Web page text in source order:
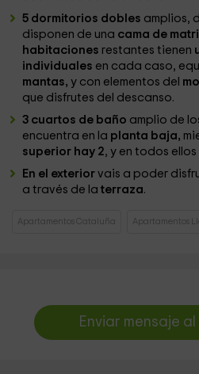
5 dormitorios dobles amplios,
disponen de una cama de
habitaciones restantes tienen
individuales en cada caso,
mantas, y con elementos del
que disfrutes del descanso.
3 cuartos de baño amplio de
encuentra en la planta baja,
superior hay 2, y en todos
En el exteriorvais a poder
a través de laterraza.
Apartamentos Cataluña Apartamentos
Enviar mensaje